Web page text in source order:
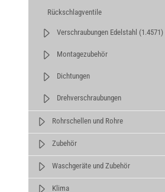
Rückschlagventile
Verschraubungen Edelstahl (1.4571)
Montagezubehör
Dichtungen
Drehverschraubungen
Rohrschellen und Rohre
Zubehör
Waschgeräte und Zubehör
Klima